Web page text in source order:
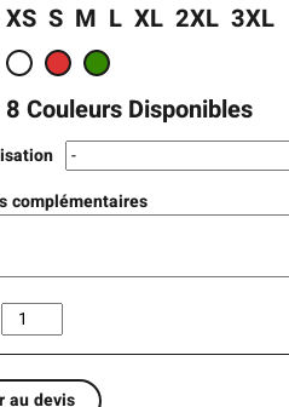
XS S M L XL 2XL 3XL
8 Couleurs Disponibles
complémentaires
au devis